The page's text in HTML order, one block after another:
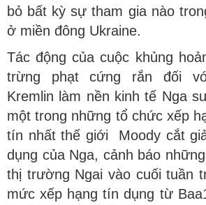
bỏ bất kỳ sự tham gia nào
ở miền đông Ukraine.
Tác động của cuộc khủng
trừng phạt cứng rắn đối
Kremlin làm nền kinh tế Nga
một trong những tổ chức xếp
tín nhất thế giới Moody cắt
dụng của Nga, cảnh báo
thị trường Ngai vào cuối tuần
mức xếp hạng tín dụng từ